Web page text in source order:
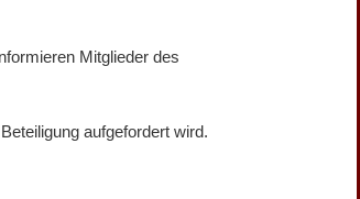
Mitglieder des
aufgefordert wird.